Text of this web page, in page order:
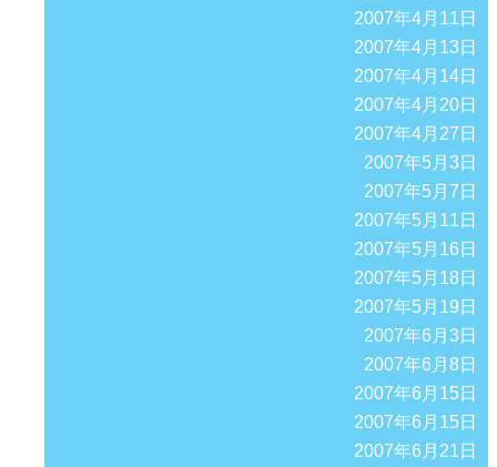
2007年4月11日
2007年4月13日
2007年4月14日
2007年4月20日
2007年4月27日
2007年5月3日
2007年5月7日
2007年5月11日
2007年5月16日
2007年5月18日
2007年5月19日
2007年6月3日
2007年6月8日
2007年6月15日
2007年6月15日
2007年6月21日